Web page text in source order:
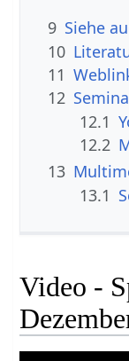
9 Siehe
10
11
12
12.1
12.2
13
13.1
Video -